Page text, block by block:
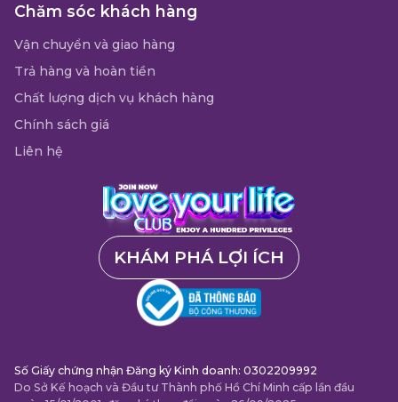
Chăm sóc khách hàng
Vận chuyển và giao hàng
Trả hàng và hoàn tiền
Chất lượng dịch vụ khách hàng
Chính sách giá
Liên hệ
KHÁM PHÁ LỢI ÍCH
Số Giấy chứng nhận Đăng ký Kinh doanh: 0302209992
Do Sở Kế hoạch và Đầu tư Thành phố Hồ Chí Minh cấp lần đầu